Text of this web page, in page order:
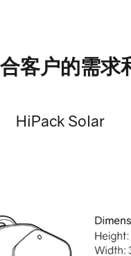
客户的需求
HiPack Solar